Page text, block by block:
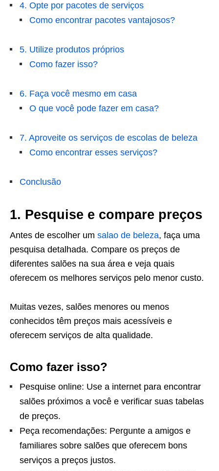
4. Opte por pacotes de serviços
Como encontrar pacotes vantajosos?
5. Utilize produtos próprios
Como fazer isso?
6. Faça você mesmo em casa
O que você pode fazer em casa?
7. Aproveite os serviços de escolas de beleza
Como encontrar esses serviços?
Conclusão
1. Pesquise e compare preços
Antes de escolher um salao de beleza, faça uma
pesquisa detalhada. Compare os preços de
diferentes salões na sua área e veja quais
oferecem os melhores serviços pelo menor custo.
Muitas vezes, salões menores ou menos
conhecidos têm preços mais acessíveis e
oferecem serviços de alta qualidade.
Como fazer isso?
Pesquise online: Use a internet para encontrar
salões próximos a você e verificar suas tabelas
de preços.
Peça recomendações: Pergunte a amigos e
familiares sobre salões que oferecem bons
serviços a preços justos.